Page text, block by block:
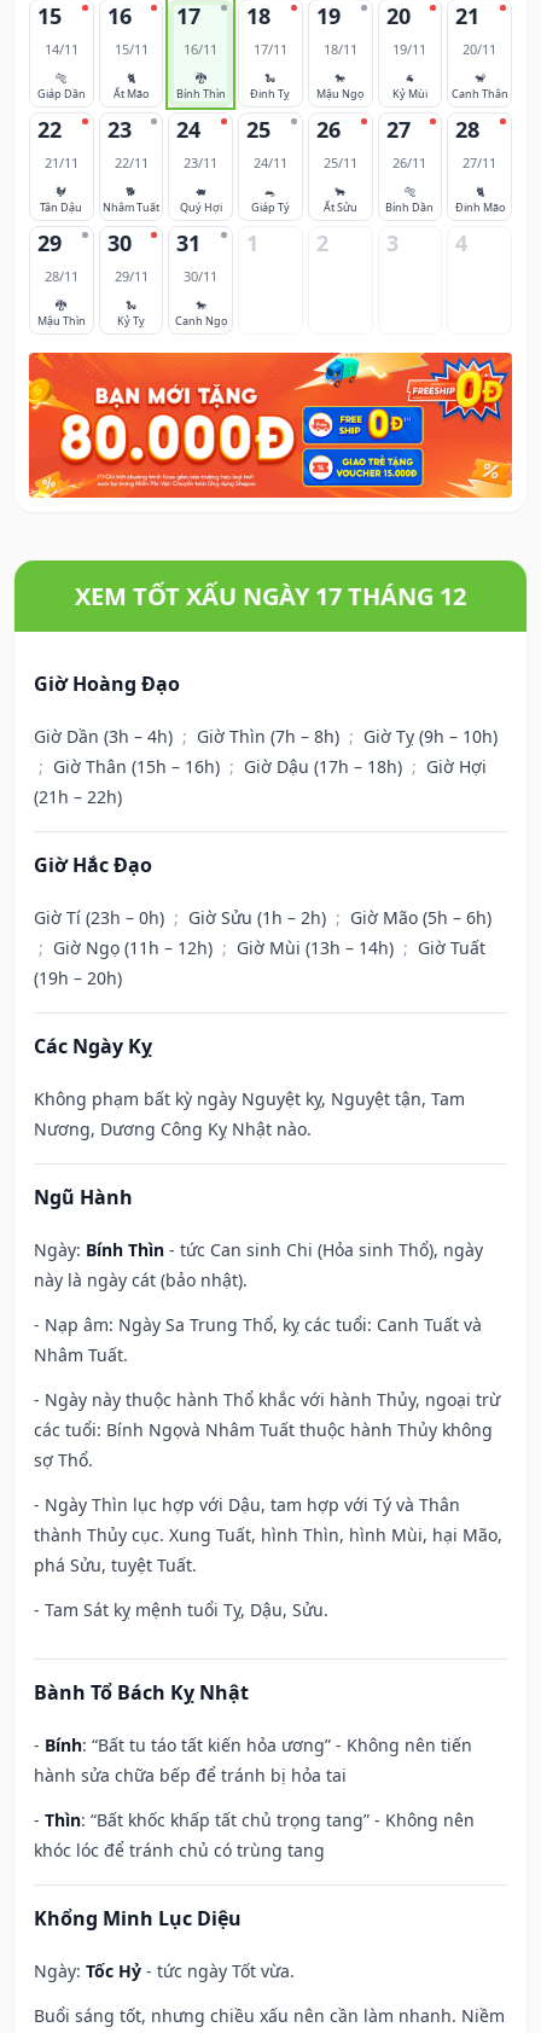
15
14/11
🐅
Giáp Dần
16
15/11
🐈
Ất Mão
17
16/11
🐉
Bính Thìn
18
17/11
🐍
Đinh Tỵ
19
18/11
🐎
Mậu Ngọ
20
19/11
🐐
Kỷ Mùi
21
20/11
🐒
Canh Thân
22
21/11
🐓
Tân Dậu
23
22/11
🐕
Nhâm Tuất
24
23/11
🐖
Quý Hợi
25
24/11
🐀
Giáp Tý
26
25/11
🐂
Ất Sửu
27
26/11
🐅
Bính Dần
28
27/11
🐈
Đinh Mão
29
28/11
🐉
Mậu Thìn
30
29/11
🐍
Kỷ Tỵ
31
30/11
🐎
Canh Ngọ
1 2 3 4
XEM TỐT XẤU NGÀY 17 THÁNG 12
Giờ Hoàng Đạo
Giờ Dần (3h – 4h) ; Giờ Thìn (7h – 8h) ; Giờ Tỵ (9h – 10h)
; Giờ Thân (15h – 16h) ; Giờ Dậu (17h – 18h) ; Giờ Hợi
(21h – 22h)
Giờ Hắc Đạo
Giờ Tí (23h – 0h) ; Giờ Sửu (1h – 2h) ; Giờ Mão (5h – 6h)
; Giờ Ngọ (11h – 12h) ; Giờ Mùi (13h – 14h) ; Giờ Tuất
(19h – 20h)
Các Ngày Kỵ
Không phạm bất kỳ ngày Nguyệt kỵ, Nguyệt tận, Tam
Nương, Dương Công Kỵ Nhật nào.
Ngũ Hành
Ngày: Bính Thìn - tức Can sinh Chi (Hỏa sinh Thổ), ngày
này là ngày cát (bảo nhật).
- Nạp âm: Ngày Sa Trung Thổ, kỵ các tuổi: Canh Tuất và
Nhâm Tuất.
- Ngày này thuộc hành Thổ khắc với hành Thủy, ngoại trừ
các tuổi: Bính Ngọvà Nhâm Tuất thuộc hành Thủy không
sợ Thổ.
- Ngày Thìn lục hợp với Dậu, tam hợp với Tý và Thân
thành Thủy cục. Xung Tuất, hình Thìn, hình Mùi, hại Mão,
phá Sửu, tuyệt Tuất.
- Tam Sát kỵ mệnh tuổi Tỵ, Dậu, Sửu.
Bành Tổ Bách Kỵ Nhật
- Bính: “Bất tu táo tất kiến hỏa ương” - Không nên tiến
hành sửa chữa bếp để tránh bị hỏa tai
- Thìn: “Bất khốc khấp tất chủ trọng tang” - Không nên
khóc lóc để tránh chủ có trùng tang
Khổng Minh Lục Diệu
Ngày: Tốc Hỷ - tức ngày Tốt vừa.
Buổi sáng tốt, nhưng chiều xấu nên cần làm nhanh. Niềm